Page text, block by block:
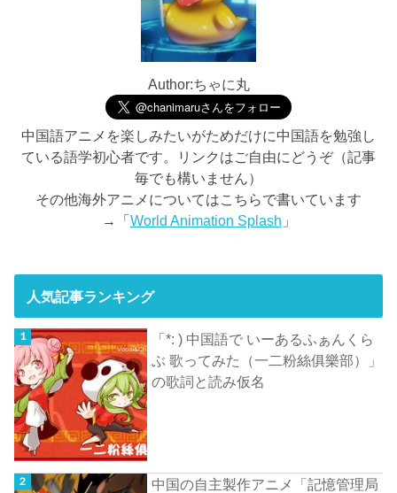
Author:ちゃに丸
中国語アニメを楽しみたいがためだけに中国語を勉強し
ている語学初心者です。リンクはご自由にどうぞ（記事
毎でも構いません）
その他海外アニメについてはこちらで書いています
→「World Animation Splash 」
人気記事ランキング
「*: ) 中国語で いーあるふぁんくら
ぶ 歌ってみた（一二粉絲俱樂部）」
の歌詞と読み仮名
中国の自主製作アニメ「記憶管理局